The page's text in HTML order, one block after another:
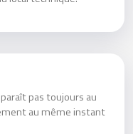
pas toujours au
au même instant